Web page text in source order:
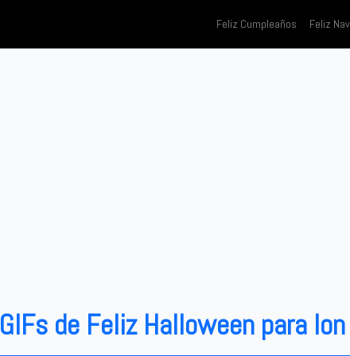
Feliz Cumpleaños Feliz
GIFs de Feliz Halloween para Ion